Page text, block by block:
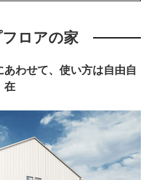
ロアの家
わせて、使い方は自由自
在